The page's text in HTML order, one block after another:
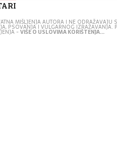
MIŠLJENJA AUTORA I NE
PSOVANJA I VULGARNOG
-VIŠE O USLOVIMA KORIŠTENJA...